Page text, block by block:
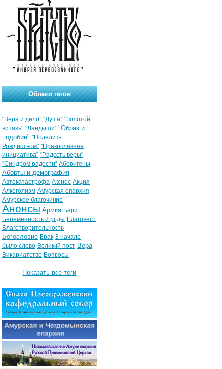
Облако тегов
"Вера и дело" "Душа" "Золотой
витязь" "Ландыши" "Образ и
подобие" "Поделись
Рождеством" "Православная
инициатива" "Радость веры"
"Синдром радости" Аборигены
Аборты и демография
Автокатастрофа Аксиос Акция
Алкоголизм Амурская епархия
Амурское благочиние
Анонсы Армия Бари
Беременность и роды Благовест
Благотворительность
Богословие Брак В начале
было слово Великий пост Вера
Викариатство Вопросы
Показать все теги